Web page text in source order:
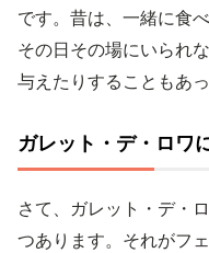
です。昔は、一緒に食
その日その場にいられ
与えたりすることもあ
ガレット・デ・ロワ
さて、ガレット・デ・
つあります。それがフ